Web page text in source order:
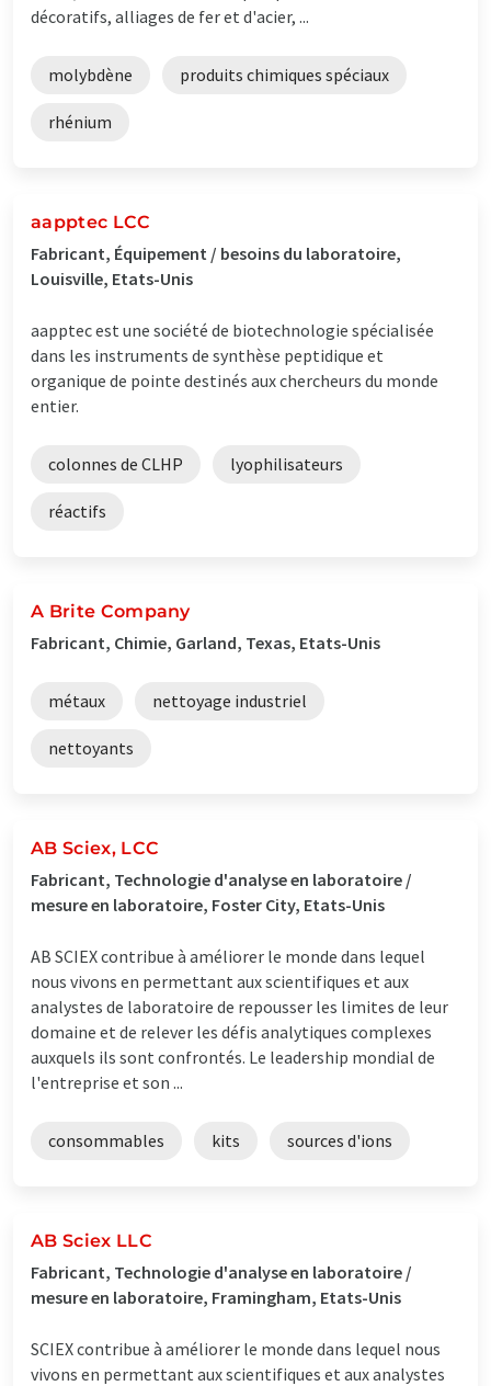
décoratifs, alliages de fer et d'acier, ...
molybdène produits chimiques spéciaux
rhénium
aapptec LCC
Fabricant, Équipement / besoins du laboratoire,
Louisville, Etats-Unis
aapptec est une société de biotechnologie spécialisée
dans les instruments de synthèse peptidique et
organique de pointe destinés aux chercheurs du monde
entier.
colonnes de CLHP lyophilisateurs
réactifs
A Brite Company
Fabricant, Chimie, Garland, Texas, Etats-Unis
métaux nettoyage industriel
nettoyants
AB Sciex, LCC
Fabricant, Technologie d'analyse en laboratoire /
mesure en laboratoire, Foster City, Etats-Unis
AB SCIEX contribue à améliorer le monde dans lequel
nous vivons en permettant aux scientifiques et aux
analystes de laboratoire de repousser les limites de leur
domaine et de relever les défis analytiques complexes
auxquels ils sont confrontés. Le leadership mondial de
l'entreprise et son ...
consommables kits sources d'ions
AB Sciex LLC
Fabricant, Technologie d'analyse en laboratoire /
mesure en laboratoire, Framingham, Etats-Unis
SCIEX contribue à améliorer le monde dans lequel nous
vivons en permettant aux scientifiques et aux analystes